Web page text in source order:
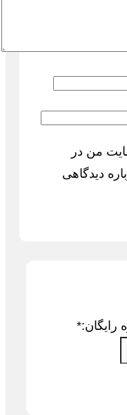
من در
دیدگاهی
*